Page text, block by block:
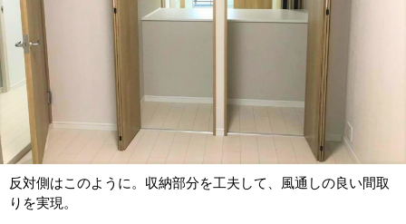
反対側はこのように。収納部分を工夫して、風通しの良い間取
りを実現。